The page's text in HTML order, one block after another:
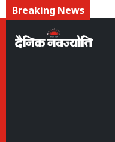
Breaking News